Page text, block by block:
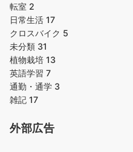
転室 2
日常生活 17
クロスバイク 5
未分類 31
植物栽培 13
英語学習 7
通勤・通学 3
雑記 17
外部広告